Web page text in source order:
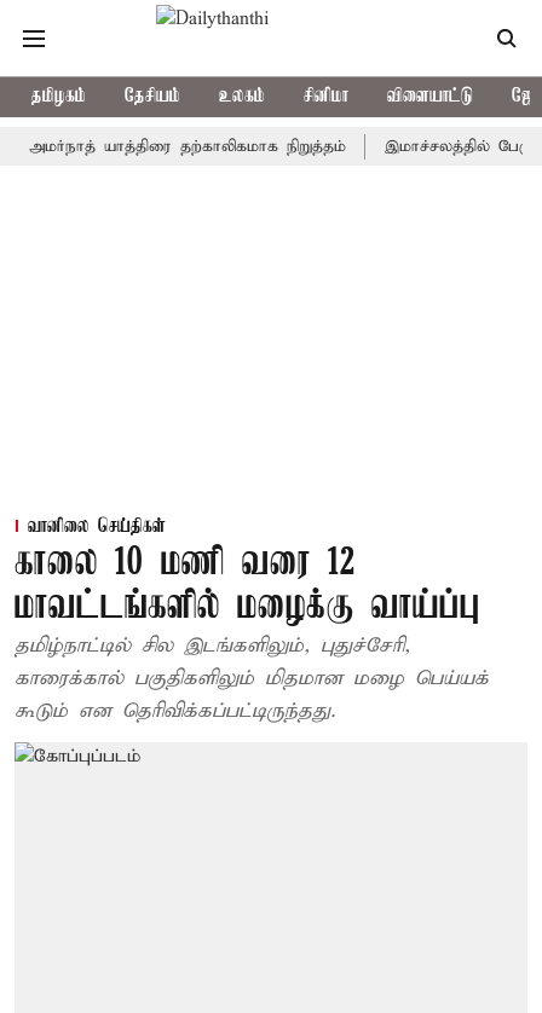
தமிழகம் தேசியம் உலகம் சினிமா விளையாட்டு
யாத்திரை தற்காலிகமாக நிறுத்தம் இமாச்சலத்தில் பேருந்து
வானிலை செய்திகள்
காலை 10 மணி வரை 12
மாவட்டங்களில் மழைக்கு வாய்ப்பு
தமிழ்நாட்டில் சில இடங்களிலும், புதுச்சேரி,
காரைக்கால் பகுதிகளிலும் மிதமான மழை பெய்யக்
கூடும் என தெரிவிக்கப்பட்டிருந்தது.